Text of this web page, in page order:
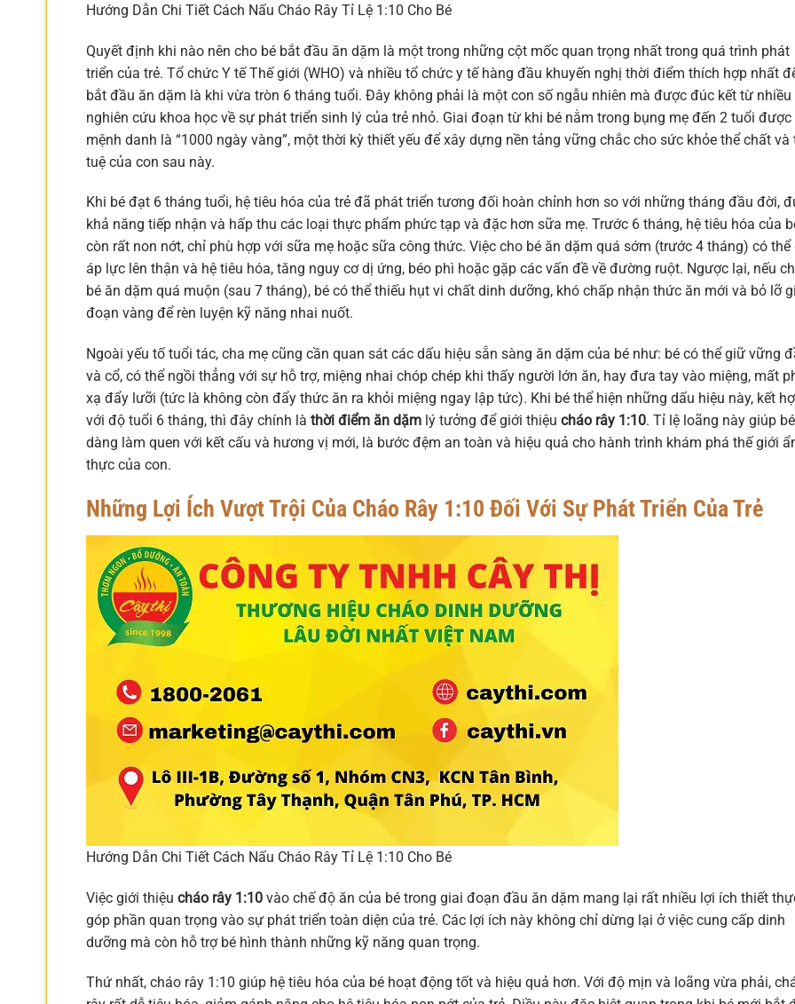
Hướng Dẫn Chi Tiết Cách Nấu Cháo Rây Tỉ Lệ 1:10 Cho Bé
Quyết định khi nào nên cho bé bắt đầu ăn dặm là một trong những cột mốc quan trọng nhất trong quá trình phát
triển của trẻ. Tổ chức Y tế Thế giới (WHO) và nhiều tổ chức y tế hàng đầu khuyến nghị thời điểm thích hợp nhất
bắt đầu ăn dặm là khi vừa tròn 6 tháng tuổi. Đây không phải là một con số ngẫu nhiên mà được đúc kết từ nhiều
nghiên cứu khoa học về sự phát triển sinh lý của trẻ nhỏ. Giai đoạn từ khi bé nằm trong bụng mẹ đến 2 tuổi được
mệnh danh là “1000 ngày vàng”, một thời kỳ thiết yếu để xây dựng nền tảng vững chắc cho sức khỏe thể chất và
tuệ của con sau này.
Khi bé đạt 6 tháng tuổi, hệ tiêu hóa của trẻ đã phát triển tương đối hoàn chỉnh hơn so với những tháng đầu đời,
khả năng tiếp nhận và hấp thu các loại thực phẩm phức tạp và đặc hơn sữa mẹ. Trước 6 tháng, hệ tiêu hóa của
còn rất non nớt, chỉ phù hợp với sữa mẹ hoặc sữa công thức. Việc cho bé ăn dặm quá sớm (trước 4 tháng) có thể
áp lực lên thận và hệ tiêu hóa, tăng nguy cơ dị ứng, béo phì hoặc gặp các vấn đề về đường ruột. Ngược lại, nếu
bé ăn dặm quá muộn (sau 7 tháng), bé có thể thiếu hụt vi chất dinh dưỡng, khó chấp nhận thức ăn mới và bỏ lỡ
đoạn vàng để rèn luyện kỹ năng nhai nuốt.
Ngoài yếu tố tuổi tác, cha mẹ cũng cần quan sát các dấu hiệu sẵn sàng ăn dặm của bé như: bé có thể giữ vững
và cổ, có thể ngồi thẳng với sự hỗ trợ, miệng nhai chóp chép khi thấy người lớn ăn, hay đưa tay vào miệng, mất
xạ đẩy lưỡi (tức là không còn đẩy thức ăn ra khỏi miệng ngay lập tức). Khi bé thể hiện những dấu hiệu này, kết
với độ tuổi 6 tháng, thì đây chính là thời điểm ăn dặm lý tưởng để giới thiệu cháo rây 1:10. Tỉ lệ loãng này giúp
dàng làm quen với kết cấu và hương vị mới, là bước đệm an toàn và hiệu quả cho hành trình khám phá thế giới
thực của con.
Những Lợi Ích Vượt Trội Của Cháo Rây 1:10 Đối Với Sự Phát Triển Của Trẻ
Hướng Dẫn Chi Tiết Cách Nấu Cháo Rây Tỉ Lệ 1:10 Cho Bé
Việc giới thiệu cháo rây 1:10 vào chế độ ăn của bé trong giai đoạn đầu ăn dặm mang lại rất nhiều lợi ích thiết
góp phần quan trọng vào sự phát triển toàn diện của trẻ. Các lợi ích này không chỉ dừng lại ở việc cung cấp dinh
dưỡng mà còn hỗ trợ bé hình thành những kỹ năng quan trọng.
Thứ nhất, cháo rây 1:10 giúp hệ tiêu hóa của bé hoạt động tốt và hiệu quả hơn. Với độ mịn và loãng vừa phải,